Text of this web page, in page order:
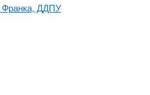
Франка, ДДПУ